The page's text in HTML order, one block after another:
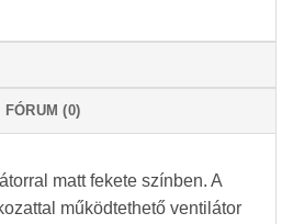
FÓRUM (0)
matt fekete színben. A
működtethető ventilátor